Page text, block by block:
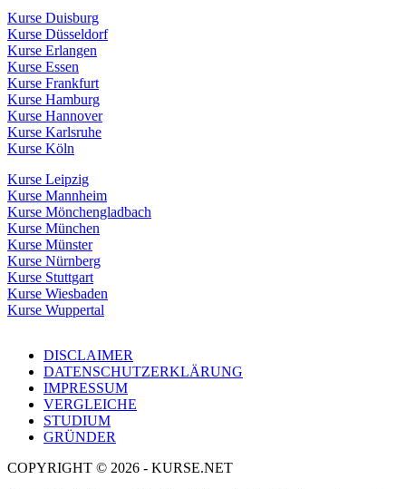
Kurse Duisburg
Kurse Düsseldorf
Kurse Erlangen
Kurse Essen
Kurse Frankfurt
Kurse Hamburg
Kurse Hannover
Kurse Karlsruhe
Kurse Köln
Kurse Leipzig
Kurse Mannheim
Kurse Mönchengladbach
Kurse München
Kurse Münster
Kurse Nürnberg
Kurse Stuttgart
Kurse Wiesbaden
Kurse Wuppertal
DISCLAIMER
DATENSCHUTZERKLÄRUNG
IMPRESSUM
VERGLEICHE
STUDIUM
GRÜNDER
COPYRIGHT © 2026 - KURSE.NET